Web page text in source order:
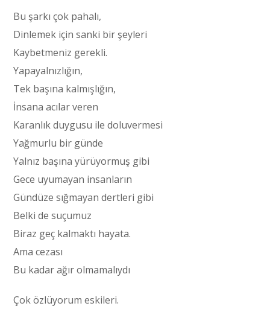
Bu şarkı çok pahalı,
Dinlemek için sanki bir şeyleri
Kaybetmeniz gerekli.
Yapayalnızlığın,
Tek başına kalmışlığın,
İnsana acılar veren
Karanlık duygusu ile doluvermesi
Yağmurlu bir günde
Yalnız başına yürüyormuş gibi
Gece uyumayan insanların
Gündüze sığmayan dertleri gibi
Belki de suçumuz
Biraz geç kalmaktı hayata.
Ama cezası
Bu kadar ağır olmamalıydı
Çok özlüyorum eskileri.